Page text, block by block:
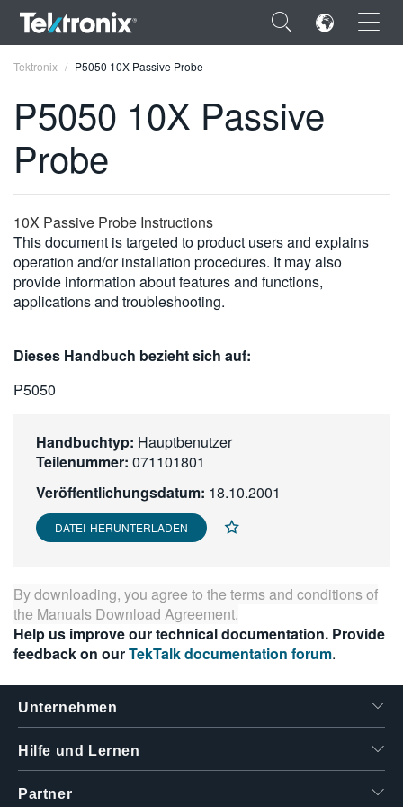
×
ENGLISH
DEUTSCH
VIỆT NAM
日本語
Tektronix P5050 10X Passive Probe
P5050 10X Passive
Probe
10X Passive Probe Instructions
This document is targeted to product users and explains
operation and/or installation procedures. It may also
provide information about features and functions,
applications and troubleshooting.
Dieses Handbuch bezieht sich auf:
P5050
Handbuchtyp: Hauptbenutzer
Teilenummer: 071101801
Veröffentlichungsdatum: 18.10.2001
DATEI HERUNTERLADEN
By downloading, you agree to the terms and conditions of
the Manuals Download Agreement.
Help us improve our technical documentation. Provide
feedback on ourTekTalk documentation forum.
Unternehmen
Hilfe und Lernen
Partner